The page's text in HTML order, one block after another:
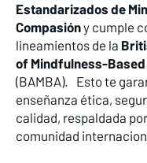
Estandarizados de
Compasióny cumple
lineamientos de la
of Mindfulness-
(BAMBA). Esto te
enseñanza ética,
calidad, respaldada
comunidad